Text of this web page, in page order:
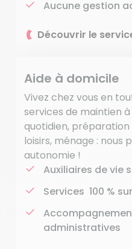
Aucune gestion
Découvrir le
Aide à domicile
Vivez chez vous en
services de maintien
quotidien,
loisirs, ménage : nous
autonomie !
Auxiliaires de vie
Services 100 %
administratives